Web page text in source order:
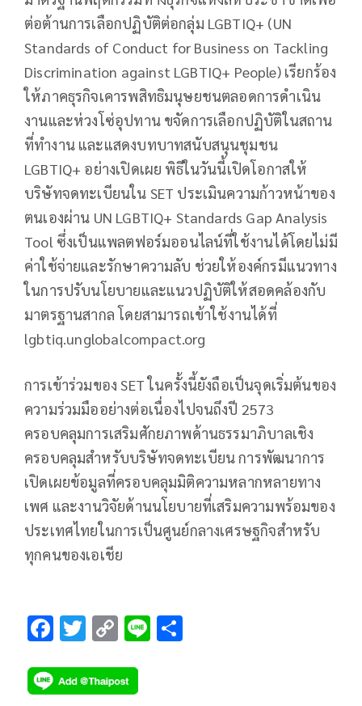
ต่อต้านการเลือกปฏิบัติต่อกลุ่ม LGBTIQ+ (UN
Standards of Conduct for Business on Tackling
Discrimination against LGBTIQ+ People) เรียกร้อง
ให้ภาคธุรกิจเคารพสิทธิมนุษยชนตลอดการดำเนิน
งานและห่วงโซ่อุปทาน ขจัดการเลือกปฏิบัติในสถาน
ที่ทำงาน และแสดงบทบาทสนับสนุนชุมชน
LGBTIQ+ อย่างเปิดเผย พิธีในวันนี้เปิดโอกาสให้
บริษัทจดทะเบียนใน SET ประเมินความก้าวหน้าของ
ตนเองผ่าน UN LGBTIQ+ Standards Gap Analysis
Tool ซึ่งเป็นแพลตฟอร์มออนไลน์ที่ใช้งานได้โดยไม่มี
ค่าใช้จ่ายและรักษาความลับ ช่วยให้องค์กรมีแนวทาง
ในการปรับนโยบายและแนวปฏิบัติให้สอดคล้องกับ
มาตรฐานสากล โดยสามารถเข้าใช้งานได้ที่
lgbtiq.unglobalcompact.org
การเข้าร่วมของ SET ในครั้งนี้ยังถือเป็นจุดเริ่มต้นของ
ความร่วมมืออย่างต่อเนื่องไปจนถึงปี 2573
ครอบคลุมการเสริมศักยภาพด้านธรรมาภิบาลเชิง
ครอบคลุมสำหรับบริษัทจดทะเบียน การพัฒนาการ
เปิดเผยข้อมูลที่ครอบคลุมมิติความหลากหลายทาง
เพศ และงานวิจัยด้านนโยบายที่เสริมความพร้อมของ
ประเทศไทยในการเป็นศูนย์กลางเศรษฐกิจสำหรับ
ทุกคนของเอเชีย
F
e
T
tt
C
p
Li